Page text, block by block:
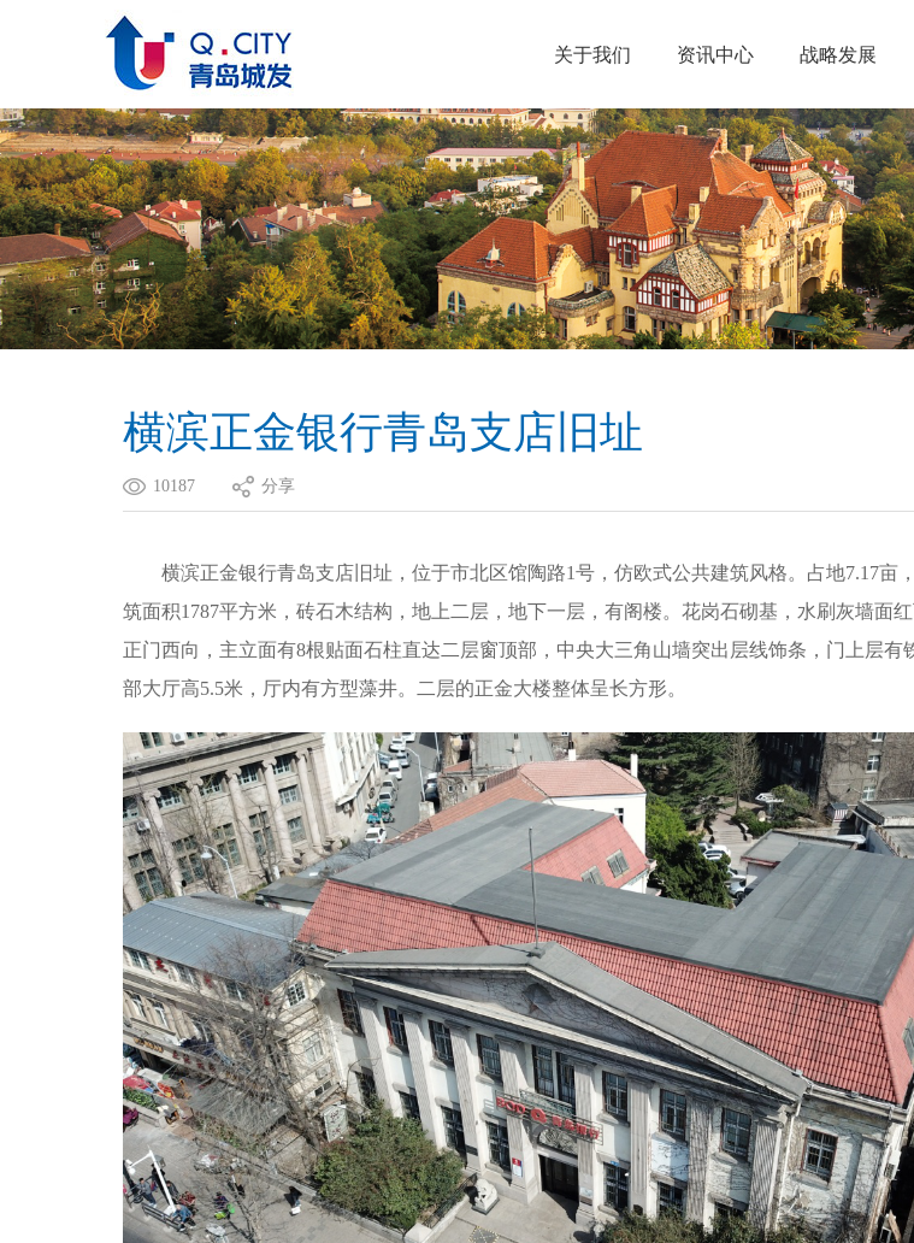
关于我们 资讯中心 战略发展
横滨正金银行青岛支店旧址
10187 分享
横滨正金银行青岛支店旧址，位于市北区馆陶路1号，仿欧式公共建筑风格。占地7.17亩
筑面积1787平方米，砖石木结构，地上二层，地下一层，有阁楼。花岗石砌基，水刷灰墙面红
正门西向，主立面有8根贴面石柱直达二层窗顶部，中央大三角山墙突出层线饰条，门上层有
部大厅高5.5米，厅内有方型藻井。二层的正金大楼整体呈长方形。